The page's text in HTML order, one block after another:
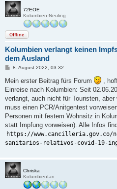
72EOE
Kolumbien-Neuling
Offline
Kolumbien verlangt keinen
dem Ausland
B
i
t
r
a
g
8. August 2022, 03:32
Mein erster Beitrag fürs Forum
,
Einreise nach Kolumbien: Seit
verlangt, auch nicht für Touristen,
muss einen PCR/Anitgentest
Personen mit festem Wohnsitz in
statt Impfung vorweisen). Alle Infos
https://www.cancilleria.gov.co/
sanitarios-relativos-covid-19-
Chriska
Kolumbienfan